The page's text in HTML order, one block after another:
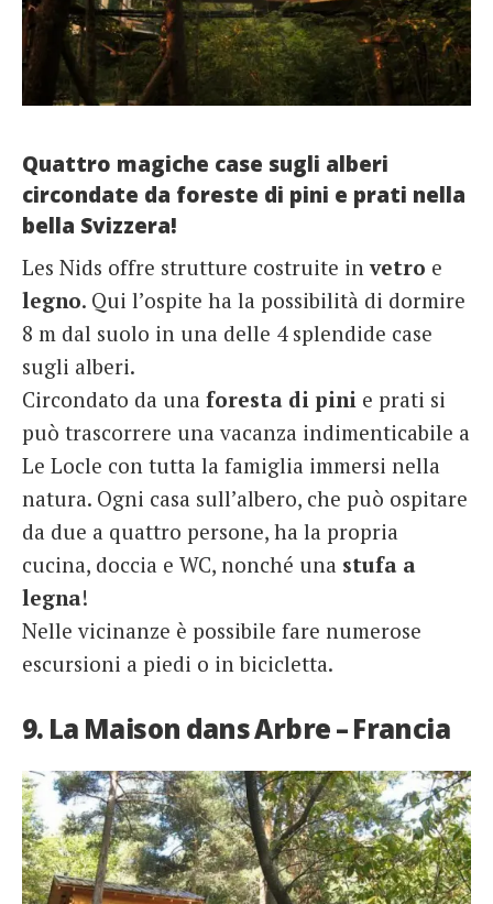
Quattro magiche case sugli alberi
circondate da foreste di pini e prati nella
bella Svizzera!
Les Nids offre strutture costruite invetro e
legno. Qui l’ospite ha la possibilità di dormire
8 m dal suolo in una delle 4 splendide case
sugli alberi.
Circondato da una foresta di pini e prati si
può trascorrere una vacanza indimenticabile a
Le Locle con tutta la famiglia immersi nella
natura. Ogni casa sull’albero, che può ospitare
da due a quattro persone, ha la propria
cucina, doccia e WC, nonché una stufa a
legna!
Nelle vicinanze è possibile fare numerose
escursioni a piedi o in bicicletta.
9. La Maison dans Arbre – Francia